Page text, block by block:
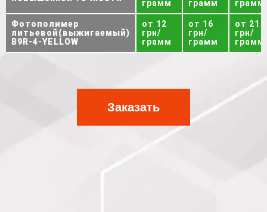
грамм грамм грамм
Фотополимер
литьевой(выжигаемый)
B9R-4-YELLOW
от 12
грн/
грамм
от 16
грн/
грамм
от 21
грн/
грамм
Заказать